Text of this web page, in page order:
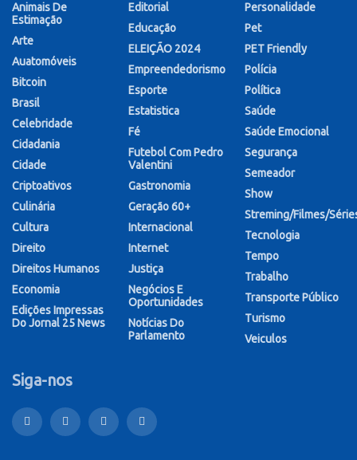
Animais De
Estimação
Arte
Auatomóveis
Bitcoin
Brasil
Celebridade
Cidadania
Cidade
Criptoativos
Culinária
Cultura
Direito
Direitos Humanos
Economia
Edições Impressas
Do Jornal 25 News
Editorial
Educação
ELEIÇÃO 2024
Empreendedorismo
Esporte
Estatistica
Fé
Futebol Com Pedro
Valentini
Gastronomia
Geração 60+
Internacional
Internet
Justiça
Negócios E
Oportunidades
Notícias Do
Parlamento
Personalidade
Pet
PET Friendly
Polícia
Política
Saúde
Saúde Emocional
Segurança
Semeador
Show
Streming/Filmes/
Tecnologia
Tempo
Trabalho
Transporte Público
Turismo
Veiculos
Siga-nos